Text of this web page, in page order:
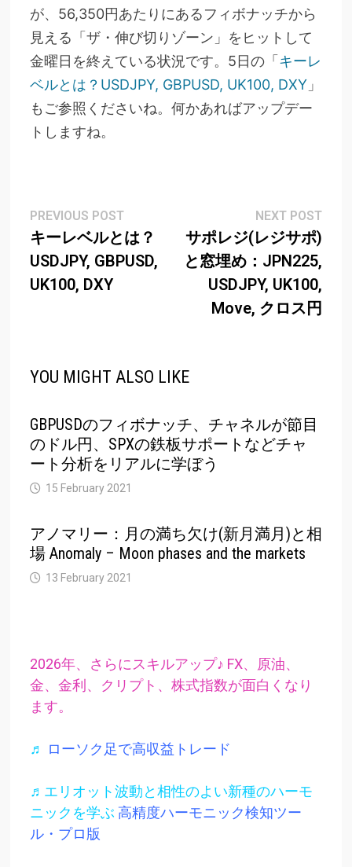
が、56,350円あたりにあるフィボナッチから
見える「ザ・伸び切りゾーン」をヒットして
金曜日を終えている状況です。5日の「 キーレ
ベルとは？USDJPY, GBPUSD, UK100, DXY」
もご参照くださいね。 何かあればアップデー
トしますね。
Post
navigation
PREVIOUS POSTPrevious
post:
キーレベルとは？
USDJPY, GBPUSD,
UK100, DXY
NEXT POSTNext
サポレジ(レジサポ)
と窓埋め：JPN225,
USDJPY, UK100,
Move, クロス円
YOU MIGHT ALSO LIKE
GBPUSDのフィボナッチ、チャネルが節目
のドル円、SPXの鉄板サポートなどチャ
ート分析をリアルに学ぼう
15 February 2021
アノマリー：月の満ち欠け(新月満月)と相
場 Anomaly – Moon phases and the markets
13 February 2021
2026年、さらにスキルアップ♪ FX、原油、
金、金利、クリプト、株式指数が面白くなり
ます。
♬ ローソク足で高収益トレード
♬エリオット波動と相性のよい新種のハーモ
ニックを学ぶ 高精度ハーモニック検知ツー
ル・プロ版